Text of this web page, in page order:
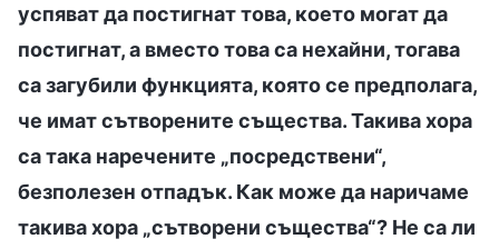
успяват да постигнат това, което могат да
постигнат, а вместо това са нехайни, тогава
са загубили функцията, която се предполага,
че имат сътворените същества. Такива хора
са така наречените „посредствени“,
безполезен отпадък. Как може да наричаме
такива хора „сътворени същества“? Не са ли